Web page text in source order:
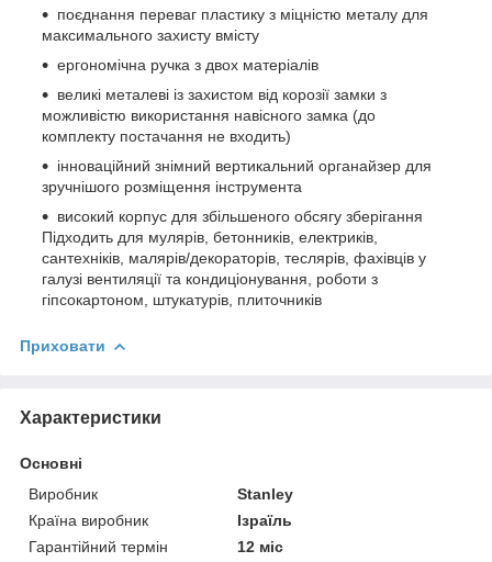
поєднання переваг пластику з міцністю металу для
максимального захисту вмісту
ергономічна ручка з двох матеріалів
великі металеві із захистом від корозії замки з
можливістю використання навісного замка (до
комплекту постачання не входить)
інноваційний знімний вертикальний органайзер для
зручнішого розміщення інструмента
високий корпус для збільшеного обсягу зберігання
Підходить для мулярів, бетонників, електриків,
сантехніків, малярів/декораторів, теслярів, фахівців у
галузі вентиляції та кондиціонування, роботи з
гіпсокартоном, штукатурів, плиточників
Приховати
Характеристики
Основні
Виробник
Stanley
Країна виробник
Ізраїль
Гарантійний термін
12 міс